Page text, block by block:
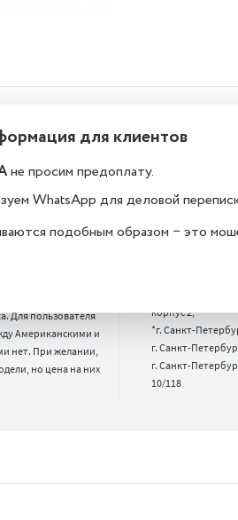
низкие
Для пользователя
Американскими и
нет. При желании,
но цена на них
Где
*г. Санкт-
*г. Санкт-
корпус 2,
*г. Санкт-
г. Санкт-
г. Санкт-
10/118
для клиентов
не просим предоплату.
WhatsApp для деловой
подобным образом − это